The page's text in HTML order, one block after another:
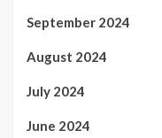
September 2024
August 2024
July 2024
June 2024